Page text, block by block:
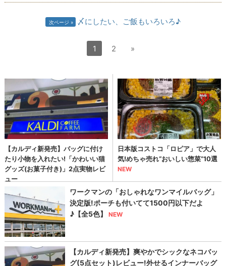
次ページ 〆にしたい、ご飯もいろいろ♪
1 2 »